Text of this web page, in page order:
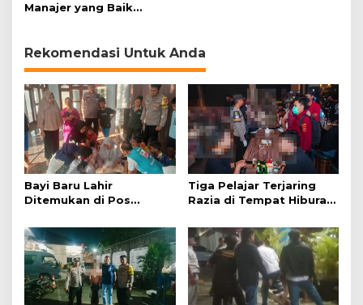
Manajer yang Baik
Rekomendasi Untuk Anda
Bayi Baru Lahir
Ditemukan di Pos
Tiga Pelajar Terjaring
Razia di Tempat Hiburan